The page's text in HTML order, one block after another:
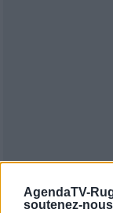
AgendaTV-
soutenez-